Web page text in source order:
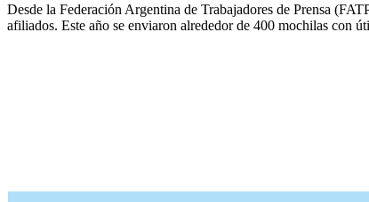
Desde la Federación Argentina de Trabajadores de Prensa
afiliados. Este año se enviaron alrededor de 400 mochilas con